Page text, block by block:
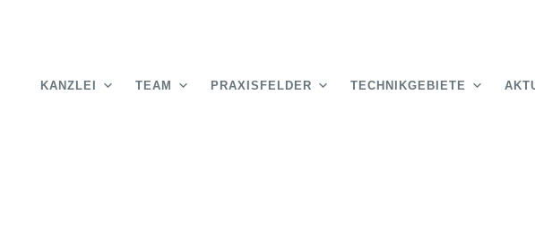
KANZLEI TEAM PRAXISFELDER TECHNIKGEBIETE